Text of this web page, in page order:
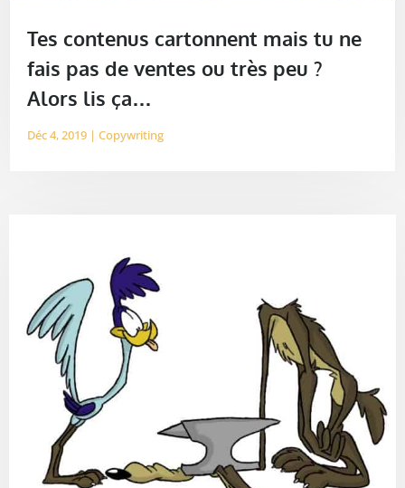
Tes contenus cartonnent mais tu ne
fais pas de ventes ou très peu ?
Alors lis ça…
Déc 4, 2019 |Copywriting